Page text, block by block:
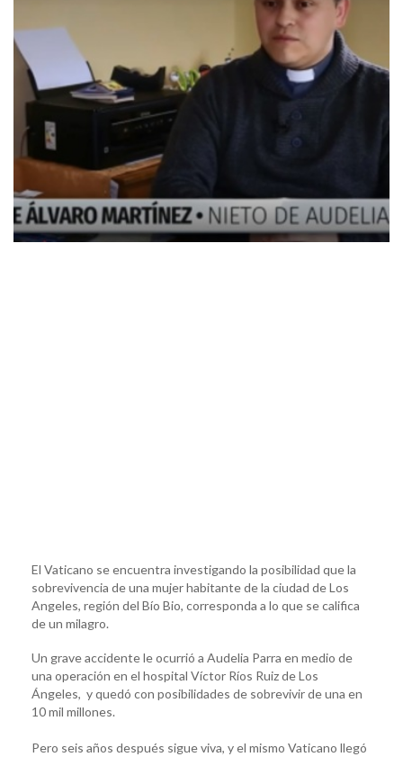
El Vaticano se encuentra investigando la posibilidad que la
sobrevivencia de una mujer habitante de la ciudad de Los
Angeles, región del Bío Bio, corresponda a lo que se califica
de un milagro.
Un grave accidente le ocurrió a Audelia Parra en medio de
una operación en el hospital Víctor Ríos Ruiz de Los
Ángeles, y quedó con posibilidades de sobrevivir de una en
10 mil millones.
Pero seis años después sigue viva, y el mismo Vaticano llegó